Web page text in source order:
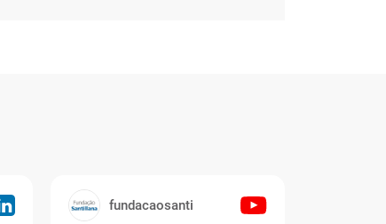
fundacaosanti